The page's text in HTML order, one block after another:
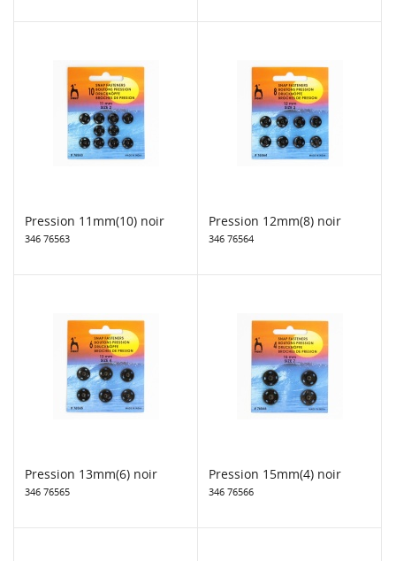
Pression 11mm(10) noir
346 76563
Pression 12mm(8) noir
346 76564
Pression 13mm(6) noir
346 76565
Pression 15mm(4) noir
346 76566